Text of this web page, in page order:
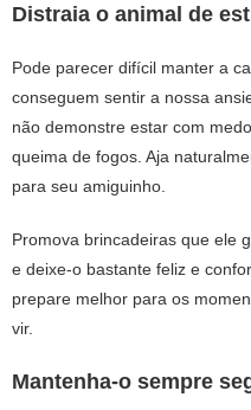
Distraia o animal de
Pode parecer difícil manter a
conseguem sentir a nossa
não demonstre estar com
queima de fogos. Aja
para seu amiguinho.
Promova brincadeiras que ele
e deixe-o bastante feliz e
prepare melhor para os
vir.
Mantenha-o sempre